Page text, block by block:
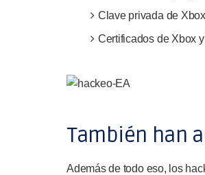
Clave privada de
Certificados de Xbox
También han
Además de todo eso, los